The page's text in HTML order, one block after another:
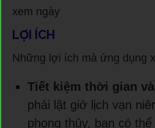
xem ngày
LỢI ÍCH
Những lợi ích mà ứng dụng
Tiết kiệm thời gian
phải lật giở lịch vạn
phong thủy, bạn có